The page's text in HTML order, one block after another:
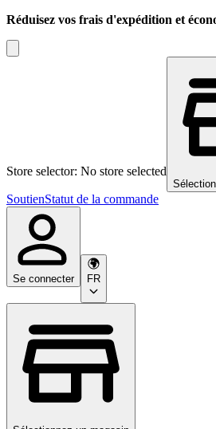
Réduisez vos frais d'expédition et
Store selector: No store selected
SoutienStatut de la commande
Se connecter FR